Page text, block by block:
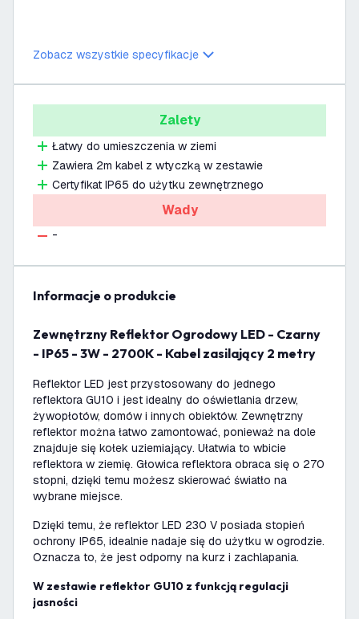
Zobacz wszystkie specyfikacje
Zalety
Łatwy do umieszczenia w ziemi
Zawiera 2m kabel z wtyczką w zestawie
Certyfikat IP65 do użytku zewnętrznego
Wady
-
informacje o produkcie
Zewnętrzny Reflektor Ogrodowy LED - Czarny
- IP65 - 3W - 2700K - Kabel zasilający 2 metry
Reflektor LED jest przystosowany do jednego
reflektora GU10 i jest idealny do oświetlania drzew,
żywopłotów, domów i innych obiektów. Zewnętrzny
reflektor można łatwo zamontować, ponieważ na dole
znajduje się kołek uziemiający. Ułatwia to wbicie
reflektora w ziemię. Głowica reflektora obraca się o 270
stopni, dzięki temu możesz skierować światło na
wybrane miejsce.
Dzięki temu, że reflektor LED 230 V posiada stopień
ochrony IP65, idealnie nadaje się do użytku w ogrodzie.
Oznacza to, że jest odporny na kurz i zachlapania.
W zestawie reflektor GU10 z funkcją regulacji
jasności